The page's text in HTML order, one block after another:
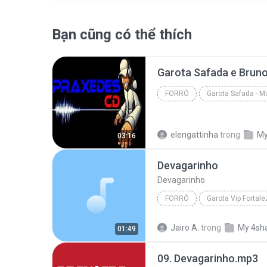
Bạn cũng có thể thích
03:16
FORRÓ Garota Safada -
elengattinha trong
01:49
Devagarinho
Devagarinho
FORRÓ Garota Vip
Jairo A. trong My
09. Devagarinho.mp3